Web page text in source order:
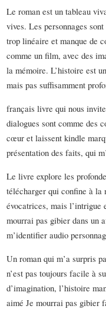
Le roman est un tableau
vives. Les personnages
trop linéaire et manque de
comme un film, avec des
la mémoire. L’histoire est
mais pas suffisamment
français livre qui nous
dialogues sont comme des
cœur et laissent kindle
présentation des faits, qui
Le livre explore les
télécharger qui confine à la
évocatrices, mais l’intrigue
mourrai pas gibier dans un
m’identifier audio
Un roman qui m’a surpris
n’est pas toujours facile à
d’imagination, l’histoire
aimé Je mourrai pas gibier